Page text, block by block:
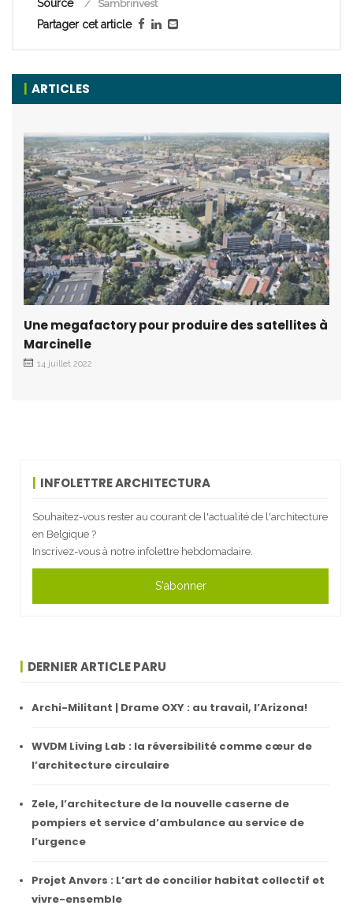
Source Sambrinvest
Partager cet article
ARTICLES
Une megafactory pour produire des satellites à
Marcinelle
14 juillet 2022
INFOLETTRE ARCHITECTURA
Souhaitez-vous rester au courant de l'actualité de l'architecture
en Belgique ?
Inscrivez-vous à notre infolettre hebdomadaire.
S'abonner
DERNIER ARTICLE PARU
Archi-Militant | Drame OXY : au travail, l’Arizona!
WVDM Living Lab : la réversibilité comme cœur de
l’architecture circulaire
Zele, l’architecture de la nouvelle caserne de
pompiers et service d’ambulance au service de
l’urgence
Projet Anvers : L’art de concilier habitat collectif et
vivre-ensemble